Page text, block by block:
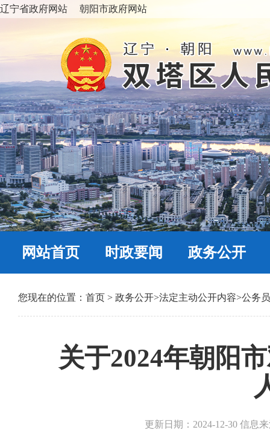
辽宁省政府网站 朝阳市政府网站
网站首页 时政要闻 政务公开
您现在的位置： 首页 > 政务公开>法定主动公开内容>公务
关于2024年朝阳
更新日期：2024-12-30 信息